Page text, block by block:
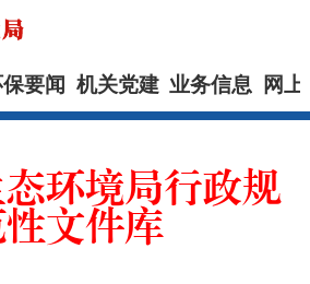
要闻 机关党建 业务信息 网
环境局行政规
文件库